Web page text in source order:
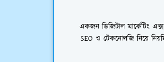
একজন ডিজিটাল মার্কেটিং
SEO ও টেকনোলজি নিয়ে